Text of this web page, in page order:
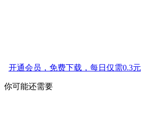
开通会员，免费下载，每日仅需0.3元
你可能还需要